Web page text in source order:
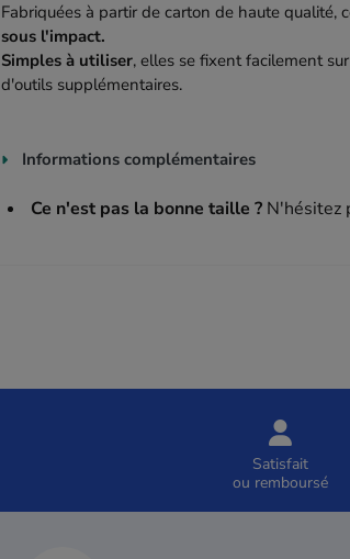
Fabriquées à partir de carton de haute qualité,
sous l'impact.
Simples à utiliser, elles se fixent facilement
d'outils supplémentaires.
Informations complémentaires
Ce n'est pas la bonne taille ? N'hésitez
Satisfait
ou remboursé